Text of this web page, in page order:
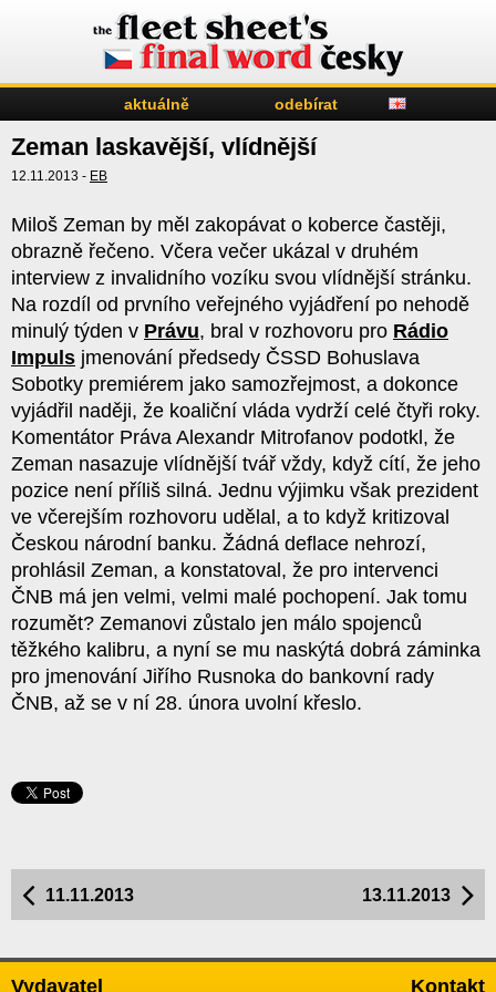
aktuálně odebírat
Zeman laskavější, vlídnější
12.11.2013 - EB
Miloš Zeman by měl zakopávat o koberce častěji,
obrazně řečeno. Včera večer ukázal v druhém
interview z invalidního vozíku svou vlídnější stránku.
Na rozdíl od prvního veřejného vyjádření po nehodě
minulý týden v Právu, bral v rozhovoru pro Rádio
Impuls jmenování předsedy ČSSD Bohuslava
Sobotky premiérem jako samozřejmost, a dokonce
vyjádřil naději, že koaliční vláda vydrží celé čtyři roky.
Komentátor Práva Alexandr Mitrofanov podotkl, že
Zeman nasazuje vlídnější tvář vždy, když cítí, že jeho
pozice není příliš silná. Jednu výjimku však prezident
ve včerejším rozhovoru udělal, a to když kritizoval
Českou národní banku. Žádná deflace nehrozí,
prohlásil Zeman, a konstatoval, že pro intervenci
ČNB má jen velmi, velmi malé pochopení. Jak tomu
rozumět? Zemanovi zůstalo jen málo spojenců
těžkého kalibru, a nyní se mu naskýtá dobrá záminka
pro jmenování Jiřího Rusnoka do bankovní rady
ČNB, až se v ní 28. února uvolní křeslo.
13.11.2013
11.11.2013
Vydavatel Kontakt